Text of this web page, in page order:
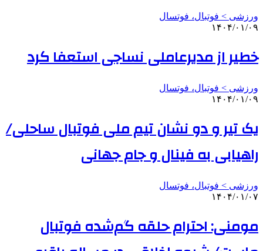
ورزشی > فوتبال، فوتسال
۱۴۰۴/۰۱/۰۹
خطیر از مدیرعاملی نساجی استعفا کرد
ورزشی > فوتبال، فوتسال
۱۴۰۴/۰۱/۰۹
یک تیر و دو نشان تیم ملی فوتبال ساحلی/
راهیابی به فینال و جام جهانی
ورزشی > فوتبال، فوتسال
۱۴۰۴/۰۱/۰۷
مومنی: احترام حلقه گم‌شده فوتبال